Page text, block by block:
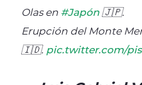
Olas en #Japón🇯🇵.
Erupción del Monte
🇮🇩. pic.twitter.com/